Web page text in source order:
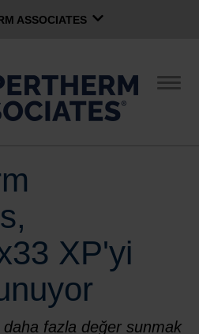
ASSOCIATES
Plazma
Su Jeti
XP'yi
fazla değer sunmak